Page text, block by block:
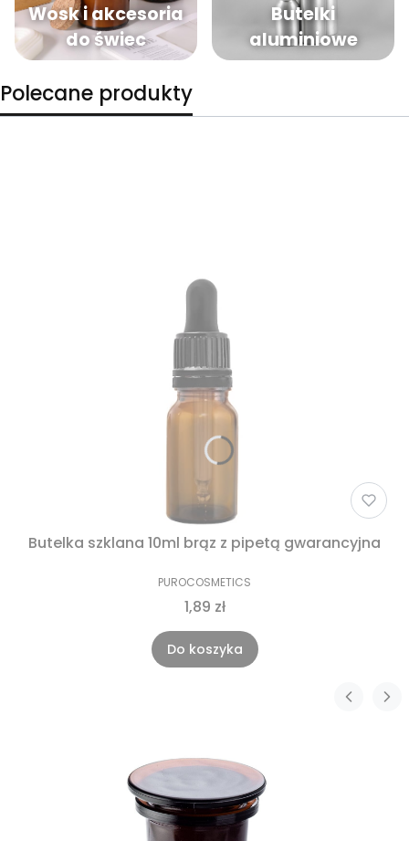
Wosk i akcesoria
do świec
Butelki
aluminiowe
Polecane produkty
Butelka szklana 10ml brąz z pipetą gwarancyjna
PUROCOSMETICS
1,89 zł
Do koszyka